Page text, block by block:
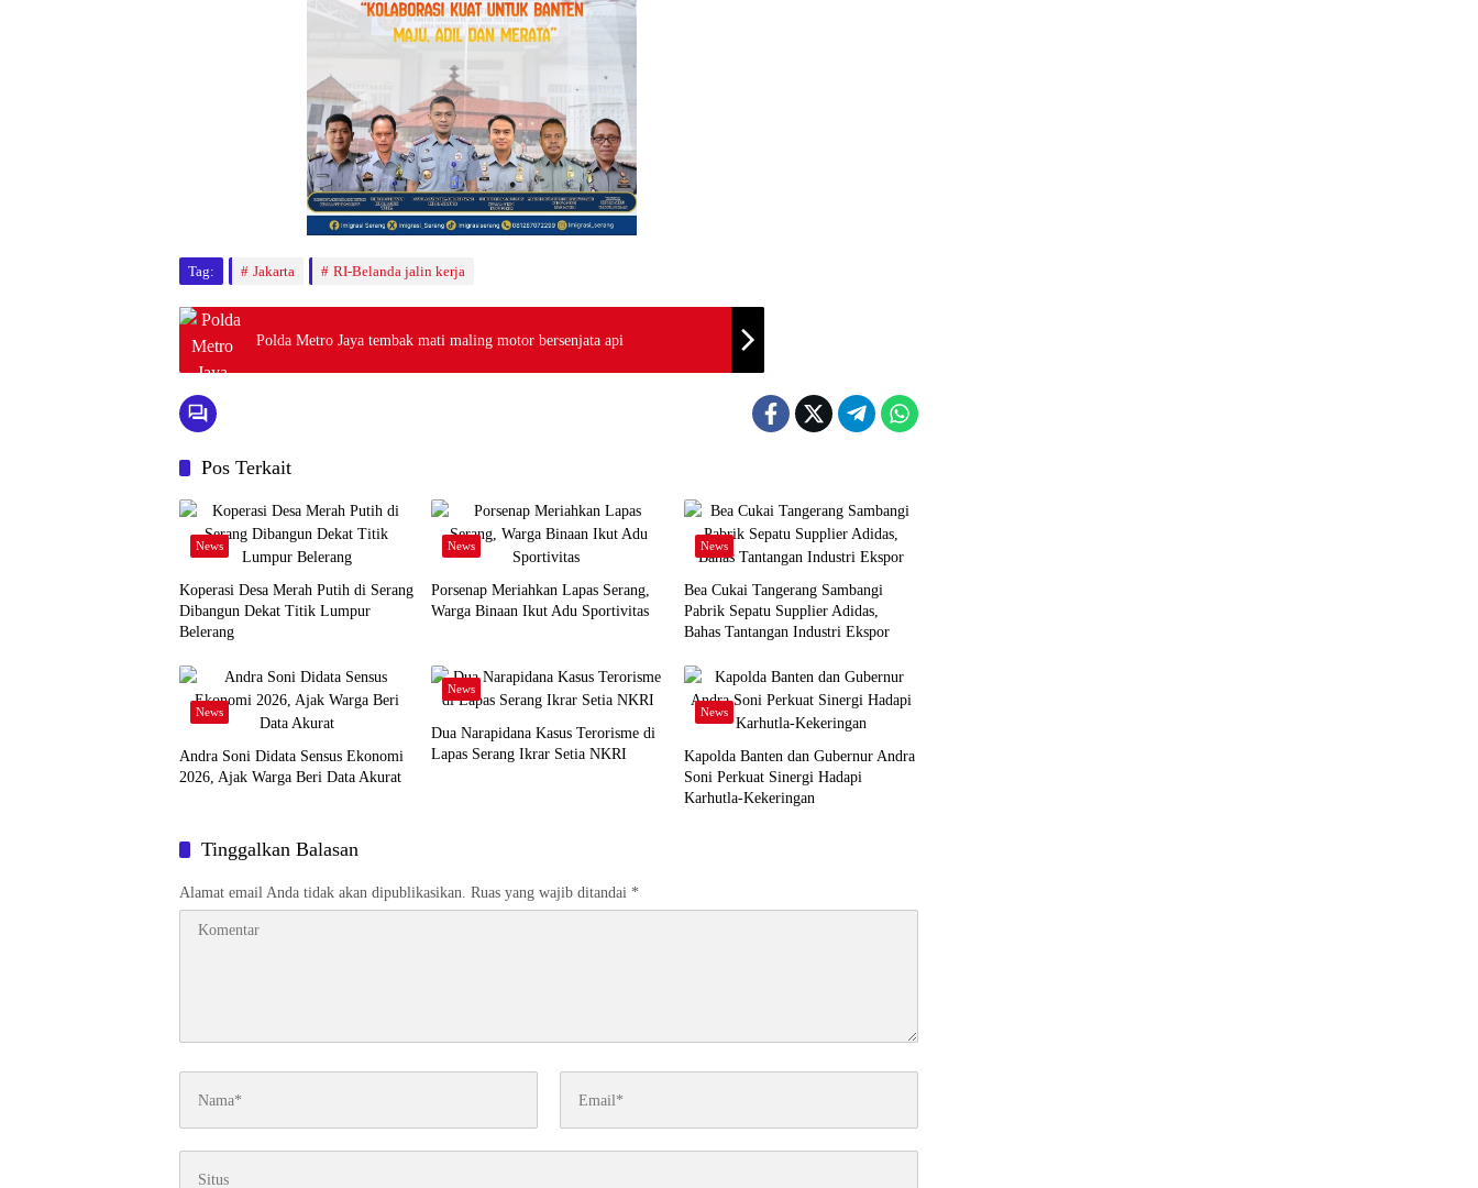
Tag: Jakarta RI-Belanda jalin kerja
Polda Metro Jaya tembak mati maling motor bersenjata api
Pos Terkait
News
Koperasi Desa Merah Putih di Serang
Dibangun Dekat Titik Lumpur
Belerang
News
Porsenap Meriahkan Lapas Serang,
Warga Binaan Ikut Adu Sportivitas
News
Bea Cukai Tangerang Sambangi
Pabrik Sepatu Supplier Adidas,
Bahas Tantangan Industri Ekspor
News
Andra Soni Didata Sensus Ekonomi
2026, Ajak Warga Beri Data Akurat
News
Dua Narapidana Kasus Terorisme di
Lapas Serang Ikrar Setia NKRI
News
Kapolda Banten dan Gubernur Andra
Soni Perkuat Sinergi Hadapi
Karhutla-Kekeringan
Tinggalkan Balasan
Alamat email Anda tidak akan dipublikasikan. Ruas yang wajib ditandai *